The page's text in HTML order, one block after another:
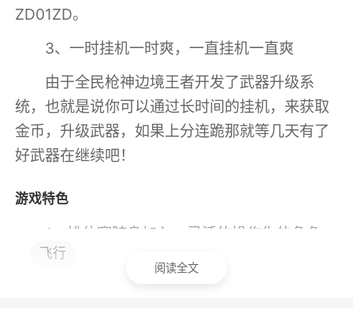
ZD01ZD。
3、一时挂机一时爽，一直挂机一直爽
由于全民枪神边境王者开发了武器升级系
统，也就是说你可以通过长时间的挂机，来获取
金币，升级武器，如果上分连跪那就等几天有了
好武器在继续吧！
游戏特色
1、排位赛随身加入，灵活的操作你的角色，
第一人称的视角让你仿佛真实对战
飞行
阅读全文